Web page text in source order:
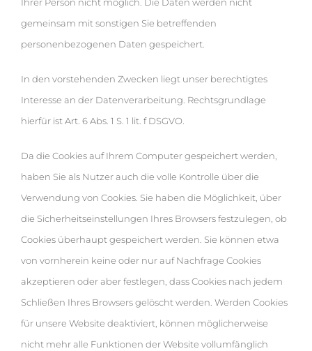
gemeinsam mit sonstigen Sie betreffenden
personenbezogenen Daten gespeichert.
In den vorstehenden Zwecken liegt unser berechtigtes
Interesse an der Datenverarbeitung. Rechtsgrundlage
hierfür ist Art. 6 Abs. 1 S. 1 lit. f DSGVO.
Da die Cookies auf Ihrem Computer gespeichert werden,
haben Sie als Nutzer auch die volle Kontrolle über die
Verwendung von Cookies. Sie haben die Möglichkeit, über
die Sicherheitseinstellungen Ihres Browsers festzulegen, ob
Cookies überhaupt gespeichert werden. Sie können etwa
von vornherein keine oder nur auf Nachfrage Cookies
akzeptieren oder aber festlegen, dass Cookies nach jedem
Schließen Ihres Browsers gelöscht werden. Werden Cookies
für unsere Website deaktiviert, können möglicherweise
nicht mehr alle Funktionen der Website vollumfänglich